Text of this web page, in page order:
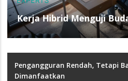
Kerja Hibrid Menguji
Pengangguran Rendah, Tetapi
Dimanfaatkan